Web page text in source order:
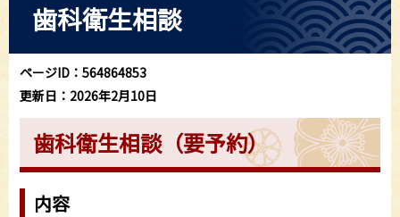
か
歯科衛生相談
ページID：564864853
更新日：2026年2月10日
歯科衛生相談（要予約）
内容